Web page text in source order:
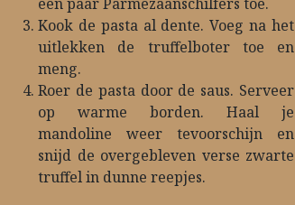
Kook de pasta al dente. Voeg na het
uitlekken de truffelboter toe en
meng.
Roer de pasta door de saus. Serveer
op warme borden. Haal je
mandoline weer tevoorschijn en
snijd de overgebleven verse zwarte
truffel in dunne reepjes.